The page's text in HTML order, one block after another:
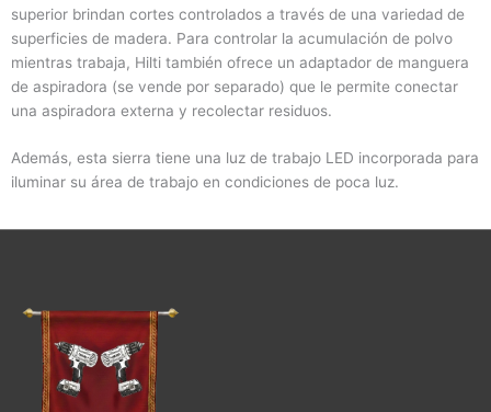
superior brindan cortes controlados a través de una variedad de
superficies de madera. Para controlar la acumulación de polvo
mientras trabaja, Hilti también ofrece un adaptador de manguera
de aspiradora (se vende por separado) que le permite conectar
una aspiradora externa y recolectar residuos.
Además, esta sierra tiene una luz de trabajo LED incorporada para
iluminar su área de trabajo en condiciones de poca luz.